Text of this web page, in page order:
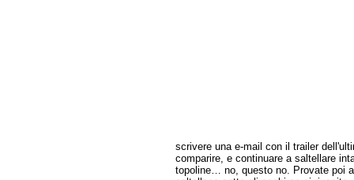
scrivere una e-mail con il trailer
comparire, e continuare a saltellare
topoline… no, questo no. Provate poi